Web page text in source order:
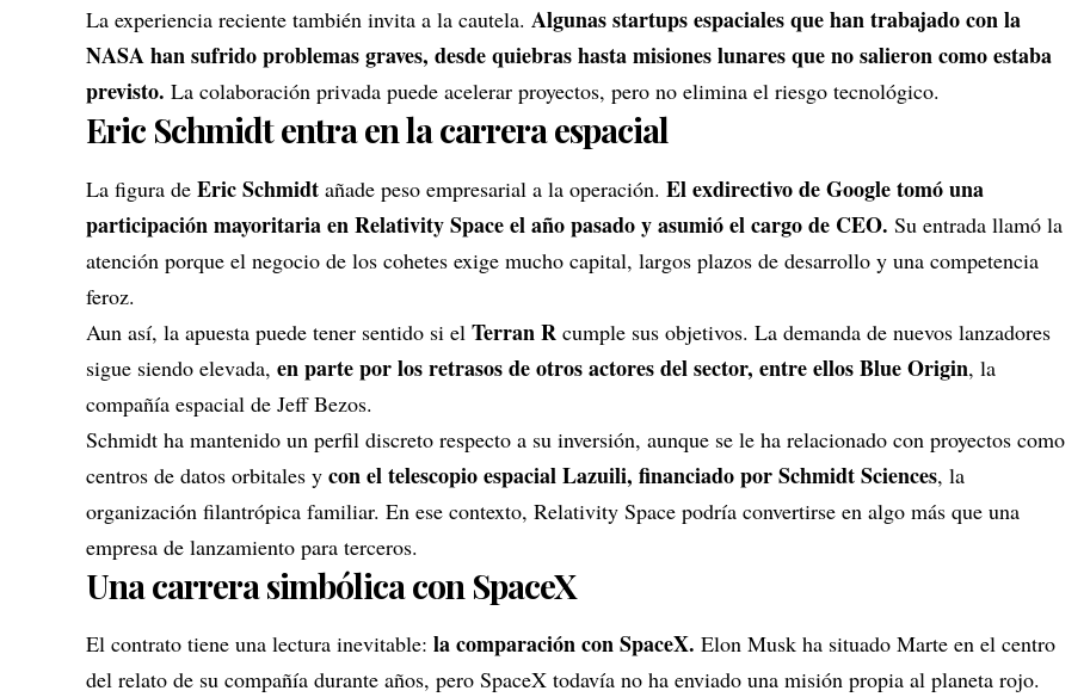
La experiencia reciente también invita a la cautela. Algunas startups espaciales que han trabajado con la
NASA han sufrido problemas graves, desde quiebras hasta misiones lunares que no salieron como estaba
previsto. La colaboración privada puede acelerar proyectos, pero no elimina el riesgo tecnológico.
Eric Schmidt entra en la carrera espacial
La figura de Eric Schmidt añade peso empresarial a la operación. El exdirectivo de Google tomó una
participación mayoritaria en Relativity Space el año pasado y asumió el cargo de CEO. Su entrada llamó la
atención porque el negocio de los cohetes exige mucho capital, largos plazos de desarrollo y una competencia
feroz.
Aun así, la apuesta puede tener sentido si el Terran R cumple sus objetivos. La demanda de nuevos lanzadores
sigue siendo elevada, en parte por los retrasos de otros actores del sector, entre ellos Blue Origin, la
compañía espacial de Jeff Bezos.
Schmidt ha mantenido un perfil discreto respecto a su inversión, aunque se le ha relacionado con proyectos como
centros de datos orbitales y con el telescopio espacial Lazuili, financiado por Schmidt Sciences, la
organización filantrópica familiar. En ese contexto, Relativity Space podría convertirse en algo más que una
empresa de lanzamiento para terceros.
Una carrera simbólica con SpaceX
El contrato tiene una lectura inevitable: la comparación con SpaceX. Elon Musk ha situado Marte en el centro
del relato de su compañía durante años, pero SpaceX todavía no ha enviado una misión propia al planeta rojo.